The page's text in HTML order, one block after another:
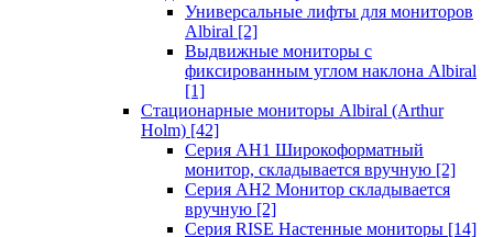
Универсальные лифты для мониторов
Albiral [2]
Выдвижные мониторы с
фиксированным углом наклона Albiral
[1]
Стационарные мониторы Albiral (Arthur
Holm) [42]
Серия AH1 Широкоформатный
монитор, складывается вручную [2]
Серия AH2 Монитор складывается
вручную [2]
Серия RISE Настенные мониторы [14]